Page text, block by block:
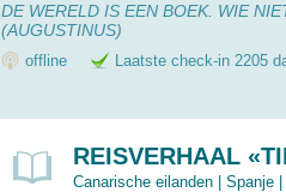
DE WERELD IS EEN BOEK. WIE
(AUGUSTINUS)
offline Laatste check-in 2205
REISVERHAAL
Canarische eilanden Spanje